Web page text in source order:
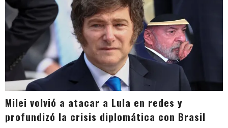
Milei volvió a atacar a Lula en redes y
profundizó la crisis diplomática con Brasil